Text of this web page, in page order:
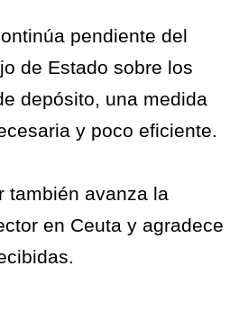
pendiente del
de Estado sobre los
depósito, una medida
y poco eficiente.
también avanza la
en Ceuta y agradece